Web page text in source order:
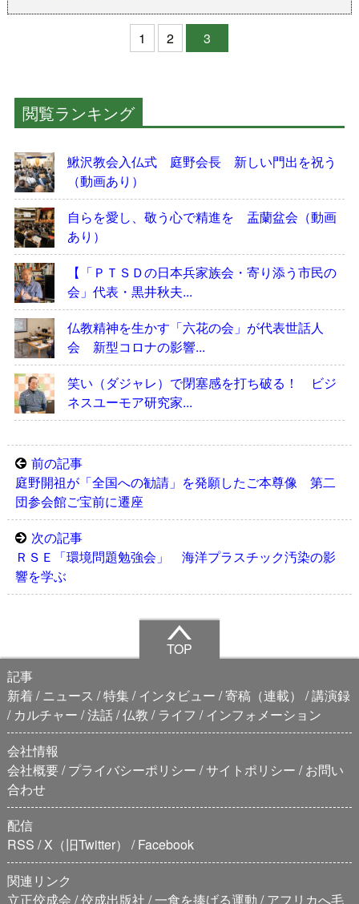
1 2 3
閲覧ランキング
鰍沢教会入仏式 庭野会長 新しい門出を祝う
（動画あり）
自らを愛し、敬う心で精進を 盂蘭盆会（動画
あり）
【「ＰＴＳＤの日本兵家族会・寄り添う市民の
会」代表・黒井秋夫...
仏教精神を生かす「六花の会」が代表世話人
会 新型コロナの影響...
笑い（ダジャレ）で閉塞感を打ち破る！ ビジ
ネスユーモア研究家...
前の記事
庭野開祖が「全国への勧請」を発願したご本尊像 第二
団参会館ご宝前に遷座
次の記事
ＲＳＥ「環境問題勉強会」 海洋プラスチック汚染の影
響を学ぶ
TOP
記事
新着
ニュース 特集 インタビュー 寄稿（連載）
講演録
カルチャー 法話 仏教 ライフ
インフォメーション
会社情報
会社概要 プライバシーポリシー サイトポリシー
お問い
合わせ
配信
RSS X（旧Twitter）
Facebook
関連リンク
立正佼成会 佼成出版社 一食を捧げる運動 アフリカへ毛